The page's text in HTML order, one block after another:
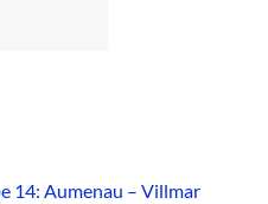
14: Aumenau – Villmar